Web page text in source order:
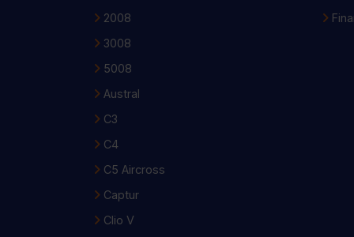
2008
3008
5008
Austral
C3
C4
C5 Aircross
Captur
Clio V